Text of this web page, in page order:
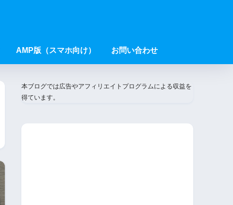
AMP版（スマホ向け） お問い合わせ
本ブログでは広告やアフィリエイトプログラムによる収益を
得ています。